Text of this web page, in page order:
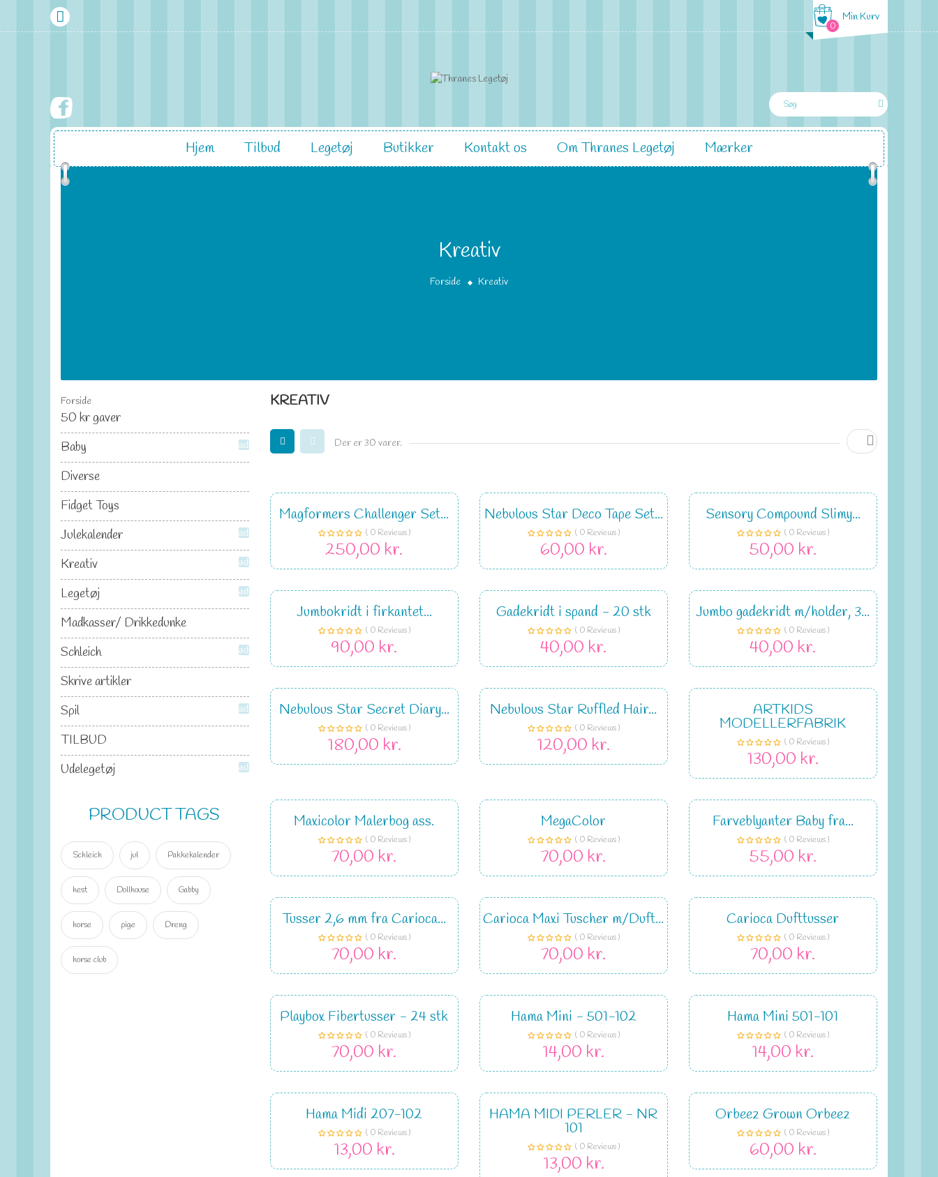
0
Min Kurv
Hjem Tilbud Legetøj Butikker Kontakt os Om Thranes Legetøj Mærker
Kreativ
Forside Kreativ
Forside
50 kr gaver
Baby
add
Diverse
Fidget Toys
Julekalender
add
Kreativ add
Legetøj add
Madkasser/ Drikkedunke
Schleich
add
Skrive artikler
Spil
add
TILBUD
Udelegetøj
add
PRODUCT TAGS
Schleich jul Pakkekalender
hest Dollhouse Gabby
horse pige Dreng
horse club
KREATIV
Der er 30 varer. 
Magformers Challenger Set...
( 0 Reviews )
250,00 kr.
Nebulous Star Deco Tape Set...
( 0 Reviews )
60,00 kr.
Sensory Compound Slimy...
( 0 Reviews )
50,00 kr.
Jumbokridt i firkantet...
( 0 Reviews )
90,00 kr.
Gadekridt i spand - 20 stk
( 0 Reviews )
40,00 kr.
Jumbo gadekridt m/holder, 3...
( 0 Reviews )
40,00 kr.
Nebulous Star Secret Diary...
( 0 Reviews )
180,00 kr.
Nebulous Star Ruffled Hair...
( 0 Reviews )
120,00 kr.
ARTKIDS
MODELLERFABRIK
( 0 Reviews )
130,00 kr.
Maxicolor Malerbog ass.
( 0 Reviews )
70,00 kr.
MegaColor
( 0 Reviews )
70,00 kr.
Farveblyanter Baby fra...
( 0 Reviews )
55,00 kr.
Tusser 2,6 mm fra Carioca...
( 0 Reviews )
70,00 kr.
Carioca Maxi Tuscher m/Duft...
( 0 Reviews )
70,00 kr.
Carioca Dufttusser
( 0 Reviews )
70,00 kr.
Playbox Fibertusser - 24 stk
( 0 Reviews )
70,00 kr.
Hama Mini - 501-102
( 0 Reviews )
14,00 kr.
Hama Mini 501-101
( 0 Reviews )
14,00 kr.
Hama Midi 207-102
( 0 Reviews )
13,00 kr.
HAMA MIDI PERLER - NR
101
( 0 Reviews )
13,00 kr.
Orbeez Grown Orbeez
( 0 Reviews )
60,00 kr.